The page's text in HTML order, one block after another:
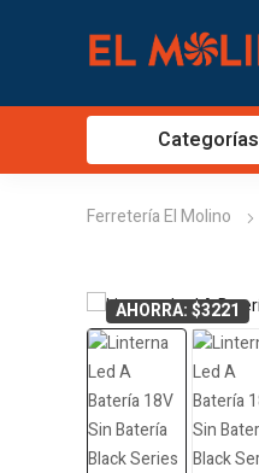
Categorías
Ferretería El Molino
AHORRA: $3221